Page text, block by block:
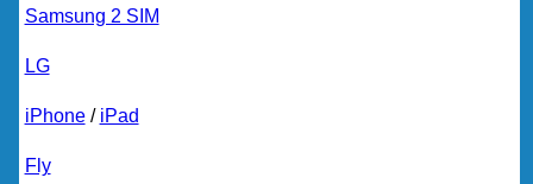
Samsung 2 SIM
LG
iPhone/ iPad
Fly